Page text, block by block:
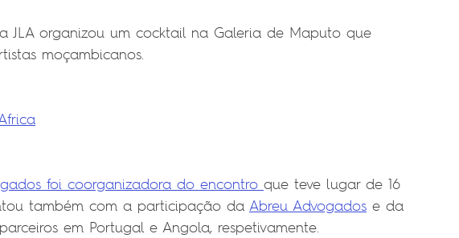
JLA organizou um cocktail na Galeria de Maputo que
moçambicanos.
foi coorganizadora do encontro que teve lugar de 16
também com a participação da Abreu Advogados e da
em Portugal e Angola, respetivamente.